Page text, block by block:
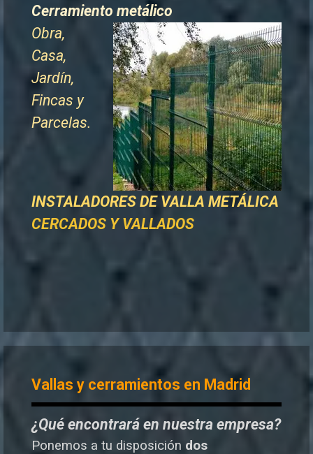
Cerramiento metálico
Obra,
Casa,
Jardín,
Fincas y
Parcelas.
INSTALADORES DE VALLA METÁLICA
CERCADOS Y VALLADOS
Vallas y cerramientos en Madrid
¿Qué encontrará en nuestra empresa?
Ponemos a tu disposición dos